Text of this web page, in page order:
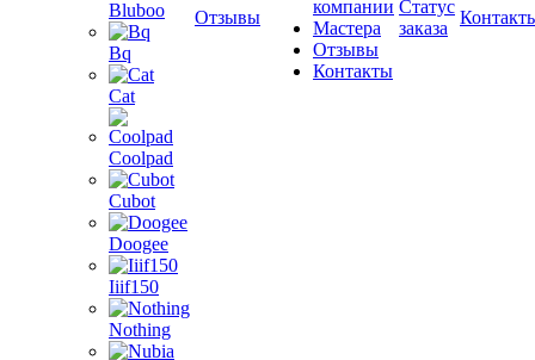
Bluboo
Bq
Cat
Coolpad
Cubot
Doogee
Iiif150
Nothing
Отзывы
компании
Мастера
Отзывы
Контакты
Статус
заказа